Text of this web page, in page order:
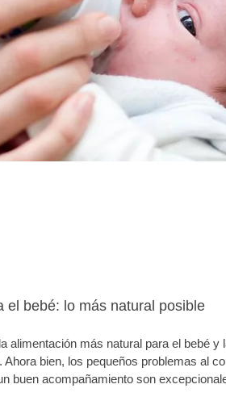
el bebé: lo más natural posible
alimentación más natural para el bebé
Ahora bien, los pequeños problemas al
buen acompañamiento son